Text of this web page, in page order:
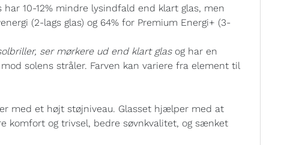
10-12% mindre lysindfald end klart glas, men
(2-lags glas) og 64% for Premium Energi+ (3-
ser mørkere ud end klart glasog har en
solens stråler. Farven kan variere fra element til
med et højt støjniveau. Glasset hjælper med at
komfort og trivsel, bedre søvnkvalitet, og sænket